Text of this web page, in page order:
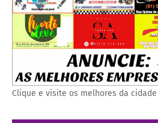
Clique e visite os melhores da cidade